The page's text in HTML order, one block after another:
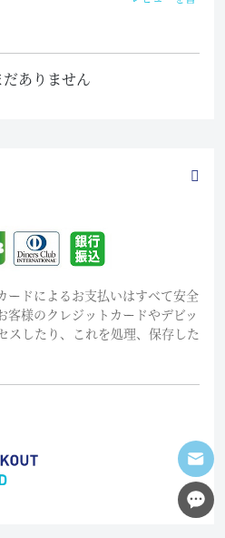
ありません
ードによるお支払いはすべて安全
客様のクレジットカードやデビッ
スしたり、これを処理、保存した